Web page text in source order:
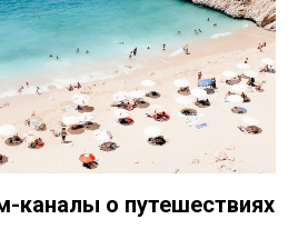
каналы о путешествиях